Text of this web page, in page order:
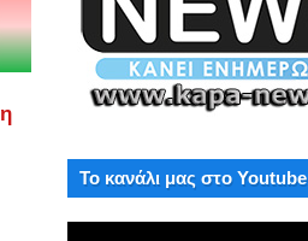
Το κανάλι μας στο Youtube